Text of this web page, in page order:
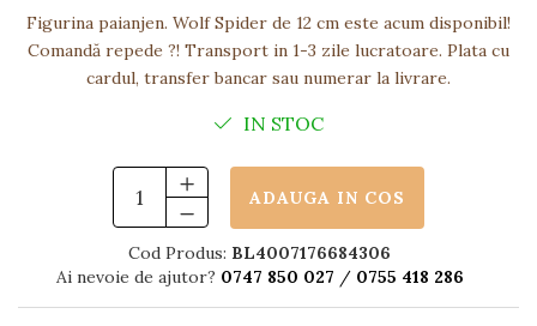
5-7 Ani
8-10 Ani
Figurina paianjen. Wolf Spider de 12 cm este acum disponibil!
Comandă repede ?! Transport in 1-3 zile lucratoare. Plata cu
cardul, transfer bancar sau numerar la livrare.
IN STOC
ADAUGA IN COS
Cod Produs: BL4007176684306
Ai nevoie de ajutor? 0747 850 027 / 0755 418 286